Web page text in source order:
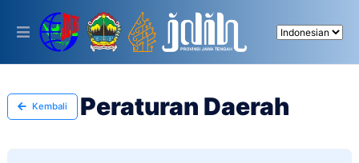
This
includes
accessibility
system.Kembali Peraturan Daerah